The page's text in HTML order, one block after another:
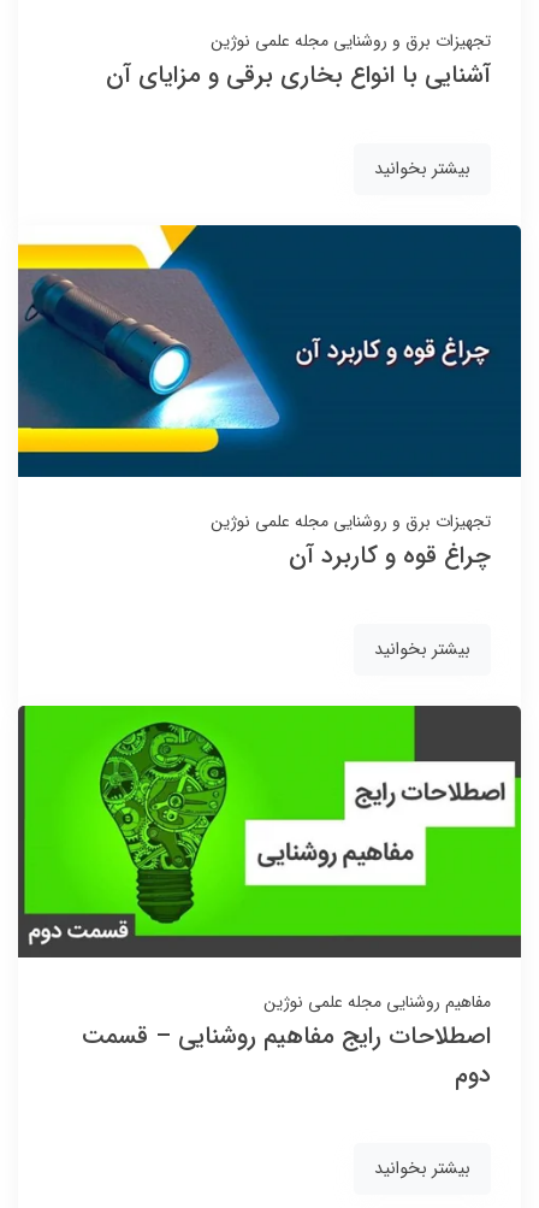
تجهیزات برق و روشنایی مجله علمی نوژین
آشنایی با انواع بخاری برقی و مزایای آن
بیشتر بخوانید
تجهیزات برق و روشنایی مجله علمی نوژین
چراغ قوه و کاربرد آن
بیشتر بخوانید
مفاهیم روشنایی مجله علمی نوژین
اصطلاحات رایج مفاهیم روشنایی – قسمت
دوم
بیشتر بخوانید